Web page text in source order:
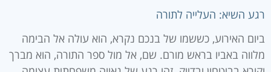
רגע השיא: העלייה לתורה
ביום האירוע, כששמו של בנכם נקרא, הוא עולה אל הבימה
מלווה באביו בראש מורם. שם, אל מול ספר התורה, הוא מברך